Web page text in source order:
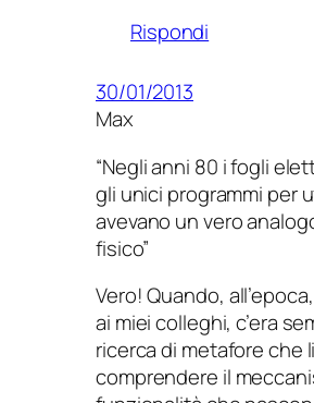
Rispondi
30/01/2013
Max
“Negli anni 80 i fogli
gli unici programmi per
avevano un vero
fisico”
Vero! Quando,
ai miei colleghi, c’era
ricerca di metafore che
comprendere il